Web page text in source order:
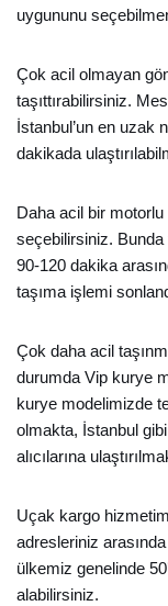
uygununu
Çok acil olmayan
taşıttırabilirsiniz.
İstanbul’un en uzak
dakikada
Daha acil bir motorlu
seçebilirsiniz.
90-120 dakika
taşıma işlemi
Çok daha acil
durumda Vip kurye
kurye modelimizde
olmakta, İstanbul
alıcılarına
Uçak kargo
adresleriniz
ülkemiz genelinde
alabilirsiniz.